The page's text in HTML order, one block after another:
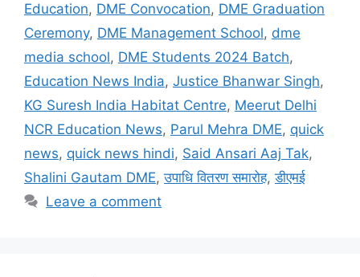
Education, DME Convocation, DME Graduation
Ceremony, DME Management School, dme
media school, DME Students 2024 Batch,
Education News India, Justice Bhanwar Singh,
KG Suresh India Habitat Centre, Meerut Delhi
NCR Education News, Parul Mehra DME, quick
news, quick news hindi, Said Ansari Aaj Tak,
Shalini Gautam DME,उपाधि वितरण समारोह,डीएमई
Leave a comment